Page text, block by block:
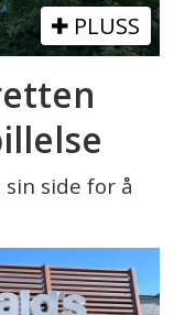
PLUSS
side for å